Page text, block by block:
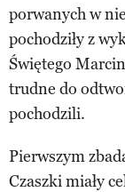
porwanych w
pochodziły z
Świętego
trudne do
pochodzili.
Pierwszym
Czaszki miały